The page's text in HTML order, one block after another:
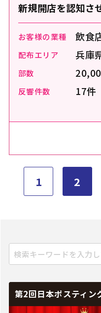
新規開店を認知さ
お客様の業種 飲食
配布エリア 兵庫
部数
反響件数 17件
1 2
第2回日本ポスティン